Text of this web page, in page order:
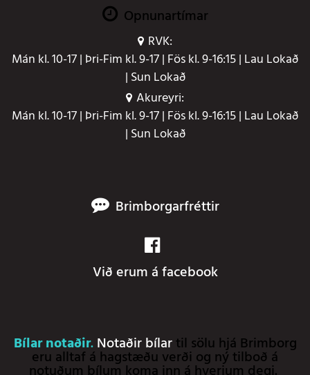
Opnunartímar
RVK:
Mán kl. 10-17 | Þri-Fim kl. 9-17 | Fös kl. 9-16:15 | Lau Lokað
| Sun Lokað
Akureyri:
Mán kl. 10-17 | Þri-Fim kl. 9-17 | Fös kl. 9-16:15 | Lau Lokað
| Sun Lokað
Brimborgarfréttir
Við erum á facebook
Bílar notaðir. Notaðir bílartil sölu hjá Brimborg
eru alltaf á hagstæðu verði og ný tilboð á